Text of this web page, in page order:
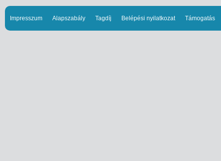
Impresszum Alapszabály Tagdíj Belépési nyilatkozat Támogatás